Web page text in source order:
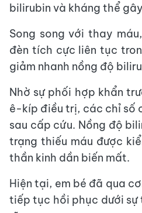
bilirubin và kháng thể
Song song với thay
đèn tích cực liên tục
giảm nhanh nồng độ
Nhờ sự phối hợp khẩn
ê-kíp điều trị, các chỉ số
sau cấp cứu. Nồng độ
trạng thiếu máu được
thần kinh dần biến mất.
Hiện tại, em bé đã qua
tiếp tục hồi phục dưới